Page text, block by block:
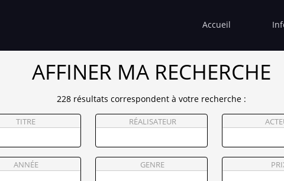
Accueil
AFFINER MA RECHERCHE
228 résultats correspondent à votre recherche :
TITRE RÉALISATEUR
ANNÉE GENRE